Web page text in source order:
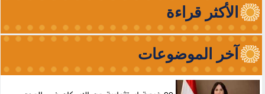
الأكثر قراءة
آخر الموضوعات